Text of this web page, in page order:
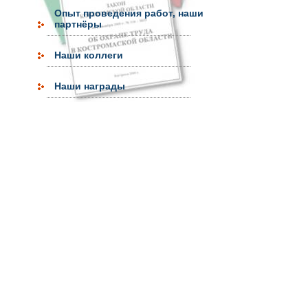
Опыт проведения работ, наши
партнёры
Наши коллеги
Наши награды